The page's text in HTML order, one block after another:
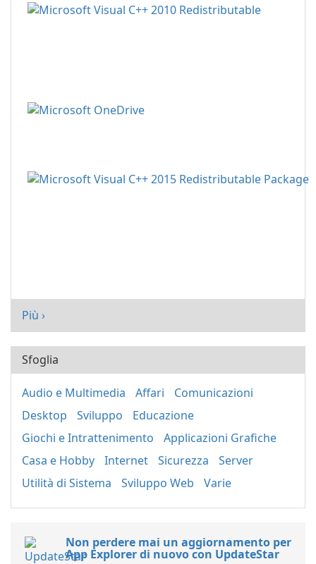
Più ›
Sfoglia
Audio e Multimedia Affari
Comunicazioni
Desktop
Sviluppo
Educazione
Giochi e Intrattenimento
Applicazioni Grafiche
Casa e Hobby
Internet Sicurezza
Server
Utilità di Sistema
Sviluppo Web Varie
Non perdere mai un aggiornamento per
App Explorer di nuovo con UpdateStar